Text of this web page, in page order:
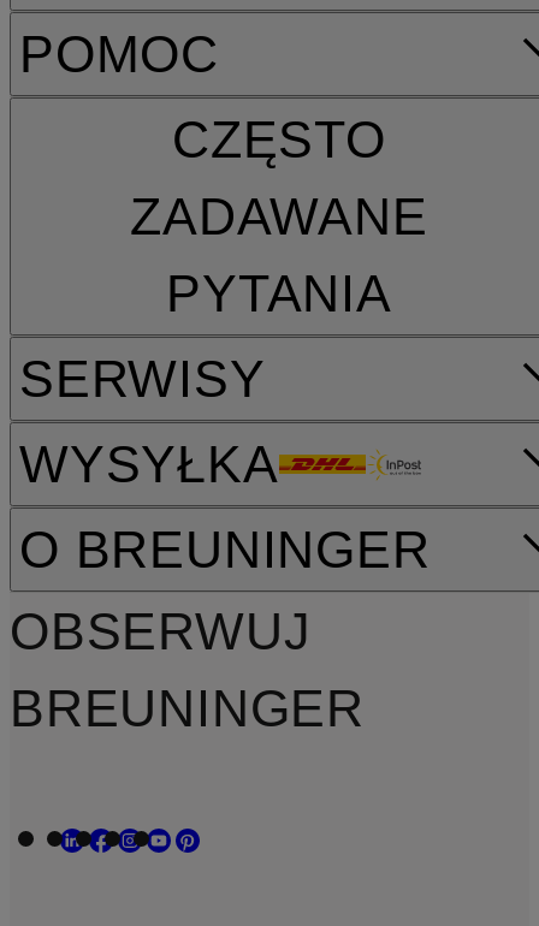
POMOC
CZĘSTO
ZADAWANE
PYTANIA
SERWISY
WYSYŁKA
O BREUNINGER
OBSERWUJ
BREUNINGER